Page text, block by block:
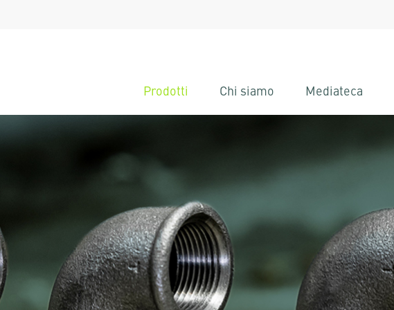
Prodotti Chi siamo Mediateca